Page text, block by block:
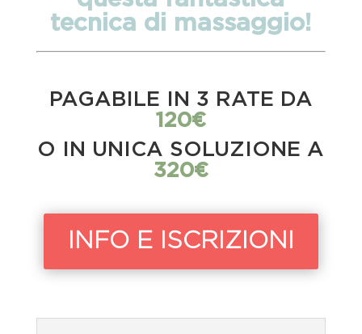
tecnica di massaggio!
PAGABILE IN 3 RATE DA
120€
O IN UNICA SOLUZIONE A
320€
INFO E ISCRIZIONI